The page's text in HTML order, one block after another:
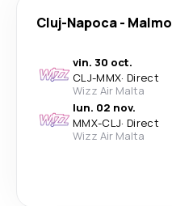
Cluj-Napoca- Malmo
vin. 30 oct.
CLJ-MMX· Direct
Wizz Air Malta
lun. 02 nov.
MMX-CLJ· Direct
Wizz Air Malta